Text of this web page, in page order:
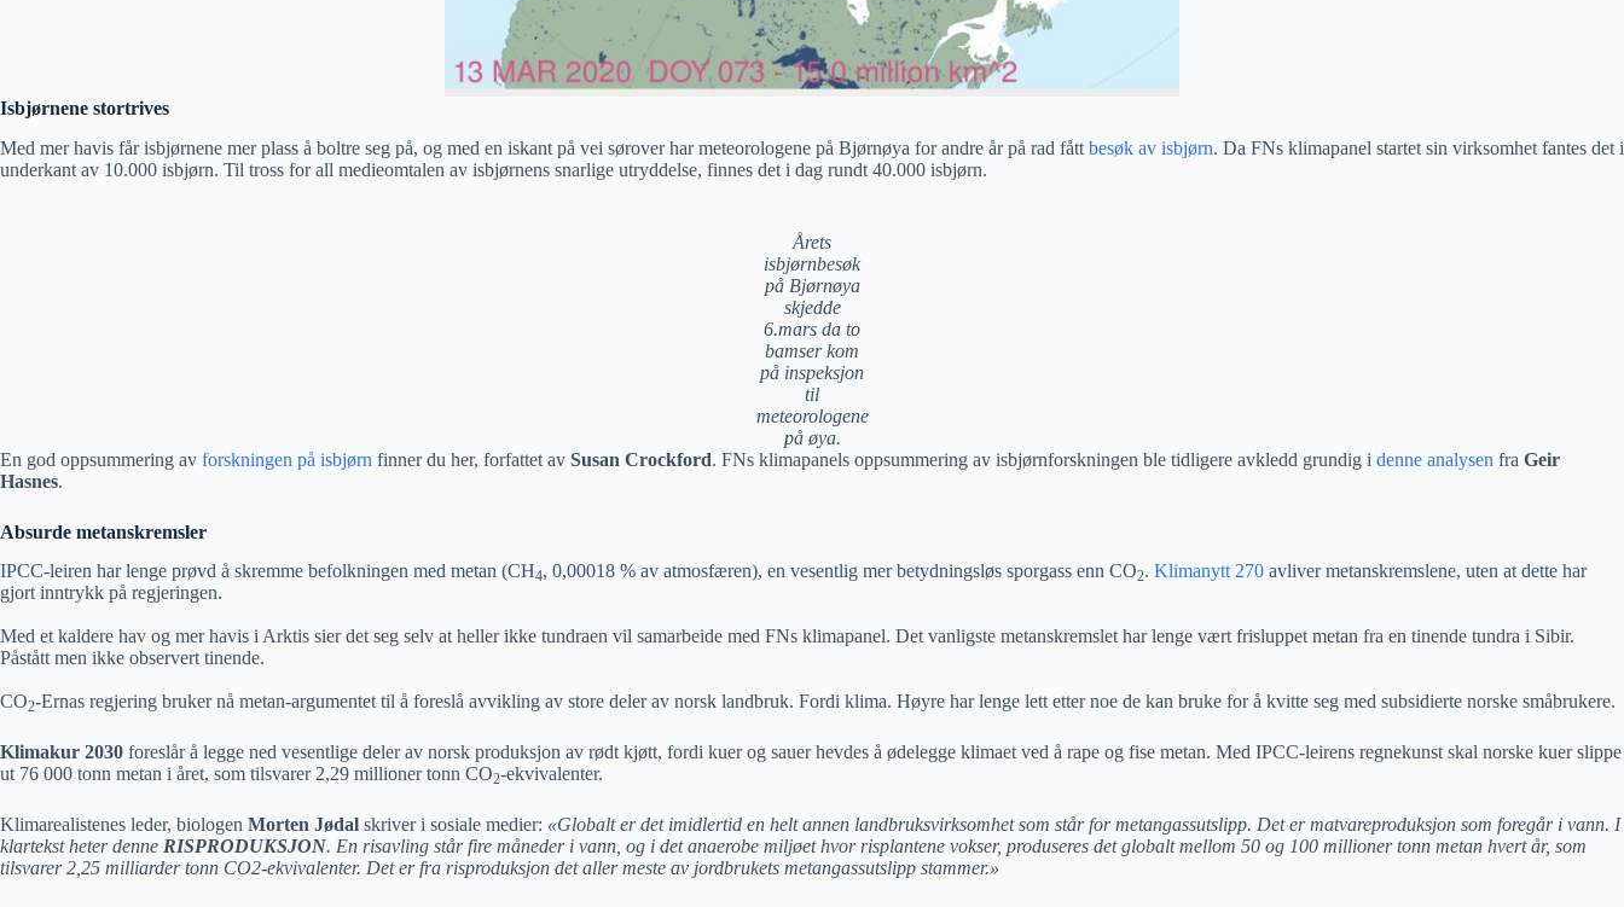
Isbjørnene stortrives
Med mer havis får isbjørnene mer plass å boltre seg på, og med en iskant på vei sørover har meteorologene på Bjørnøya for andre år på rad fått besøk av isbjørn. Da FNs klimapanel startet sin virksomhet fantes det i
underkant av 10.000 isbjørn. Til tross for all medieomtalen av isbjørnens snarlige utryddelse, finnes det i dag rundt 40.000 isbjørn.
Årets
isbjørnbesøk
på Bjørnøya
skjedde
6.mars da to
bamser kom
på inspeksjon
til
meteorologene
på øya.
En god oppsummering av forskningen på isbjørn finner du her, forfattet av Susan Crockford. FNs klimapanels oppsummering av isbjørnforskningen ble tidligere avkledd grundig i denne analysen fra Geir
Hasnes.
Absurde metanskremsler
IPCC-leiren har lenge prøvd å skremme befolkningen med metan (CH4, 0,00018 % av atmosfæren), en vesentlig mer betydningsløs sporgass enn CO2. Klimanytt 270 avliver metanskremslene, uten at dette har
gjort inntrykk på regjeringen.
Med et kaldere hav og mer havis i Arktis sier det seg selv at heller ikke tundraen vil samarbeide med FNs klimapanel. Det vanligste metanskremslet har lenge vært frisluppet metan fra en tinende tundra i Sibir.
Påstått men ikke observert tinende.
CO2-Ernas regjering bruker nå metan-argumentet til å foreslå avvikling av store deler av norsk landbruk. Fordi klima. Høyre har lenge lett etter noe de kan bruke for å kvitte seg med subsidierte norske småbrukere.
Klimakur 2030 foreslår å legge ned vesentlige deler av norsk produksjon av rødt kjøtt, fordi kuer og sauer hevdes å ødelegge klimaet ved å rape og fise metan. Med IPCC-leirens regnekunst skal norske kuer slippe
ut 76 000 tonn metan i året, som tilsvarer 2,29 millioner tonn CO2-ekvivalenter.
Klimarealistenes leder, biologen Morten Jødal skriver i sosiale medier: «Globalt er det imidlertid en helt annen landbruksvirksomhet som står for metangassutslipp. Det er matvareproduksjon som foregår i vann. I
klartekst heter denne RISPRODUKSJON. En risavling står fire måneder i vann, og i det anaerobe miljøet hvor risplantene vokser, produseres det globalt mellom 50 og 100 millioner tonn metan hvert år, som
tilsvarer 2,25 milliarder tonn CO2-ekvivalenter. Det er fra risproduksjon det aller meste av jordbrukets metangassutslipp stammer.»